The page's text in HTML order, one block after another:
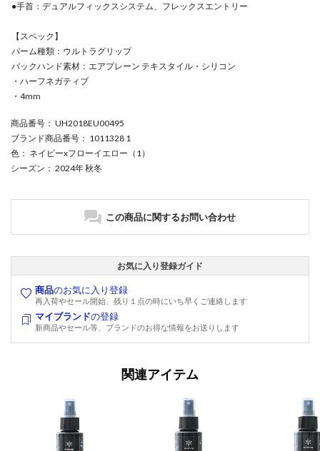
●手首：デュアルフィックスシステム、フレックスエントリー
【スペック】
パーム種類：ウルトラグリップ
バックハンド素材：エアプレーン テキスタイル・シリコン
・ハーフネガティブ
・4mm
商品番号 ： UH2018EU00495
ブランド商品番号 ： 1011328 1
色 ： ネイビーxフローイエロー（1）
シーズン ： 2024年 秋冬
この商品に関するお問い合わせ
お気に入り登録ガイド
商品のお気に入り登録
再入荷やセール開始、残り１点の時にいち早くご連絡します
マイブランドの登録
新商品やセール等、ブランドのお得な情報をお送りします
関連アイテム